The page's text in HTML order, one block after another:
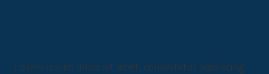
Lorem ipsum dolor sit amet, consectetur adipiscing